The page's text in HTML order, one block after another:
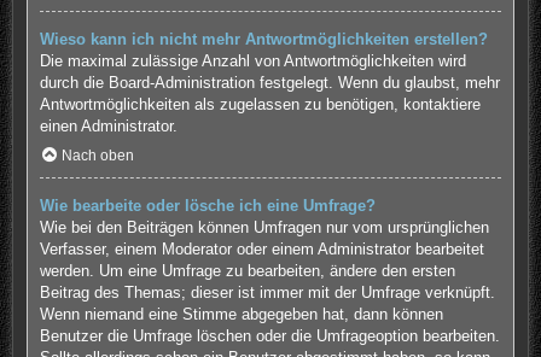
Wieso kann ich nicht mehr Antwortmöglichkeiten erstellen?
Die maximal zulässige Anzahl von Antwortmöglichkeiten wird
durch die Board-Administration festgelegt. Wenn du glaubst, mehr
Antwortmöglichkeiten als zugelassen zu benötigen, kontaktiere
einen Administrator.
Nach oben
Wie bearbeite oder lösche ich eine Umfrage?
Wie bei den Beiträgen können Umfragen nur vom ursprünglichen
Verfasser, einem Moderator oder einem Administrator bearbeitet
werden. Um eine Umfrage zu bearbeiten, ändere den ersten
Beitrag des Themas; dieser ist immer mit der Umfrage verknüpft.
Wenn niemand eine Stimme abgegeben hat, dann können
Benutzer die Umfrage löschen oder die Umfrageoption bearbeiten.